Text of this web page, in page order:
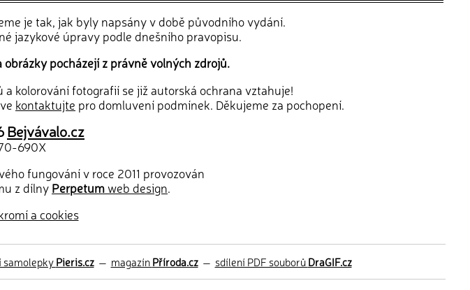
je tak, jak byly napsány v době původního vydání.
jazykové úpravy podle dnešního pravopisu.
pocházejí z právně volných zdrojů.
kolorování fotografií se již autorská ochrana vztahuje!
kontaktujte pro domluvení podmínek. Děkujeme za pochopení.
Bejvávalo.cz
690X
fungování v roce 2011 provozován
z dílny Perpetumweb design.
a cookies
Pieris.cz— magazínPříroda.cz— sdílení PDF souborůDraGIF.cz